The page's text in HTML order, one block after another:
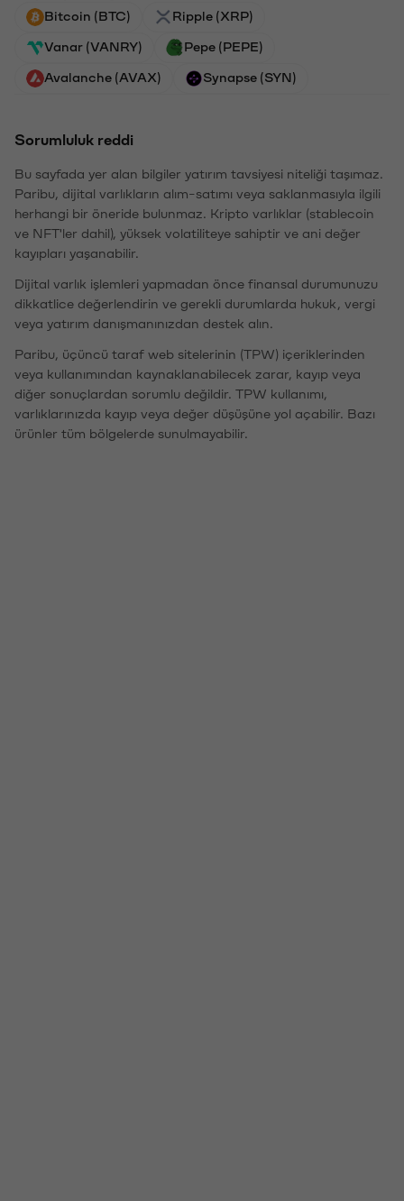
Bitcoin (BTC) Ripple (XRP)
Vanar (VANRY) Pepe (PEPE)
Avalanche (AVAX) Synapse (SYN)
Sorumluluk reddi
Bu sayfada yer alan bilgiler yatırım tavsiyesi niteliği taşımaz.
Paribu, dijital varlıkların alım-satımı veya saklanmasıyla ilgili
herhangi bir öneride bulunmaz. Kripto varlıklar (stablecoin
ve NFT'ler dahil), yüksek volatiliteye sahiptir ve ani değer
kayıpları yaşanabilir.
Dijital varlık işlemleri yapmadan önce finansal durumunuzu
dikkatlice değerlendirin ve gerekli durumlarda hukuk, vergi
veya yatırım danışmanınızdan destek alın.
Paribu, üçüncü taraf web sitelerinin (TPW) içeriklerinden
veya kullanımından kaynaklanabilecek zarar, kayıp veya
diğer sonuçlardan sorumlu değildir. TPW kullanımı,
varlıklarınızda kayıp veya değer düşüşüne yol açabilir. Bazı
ürünler tüm bölgelerde sunulmayabilir.